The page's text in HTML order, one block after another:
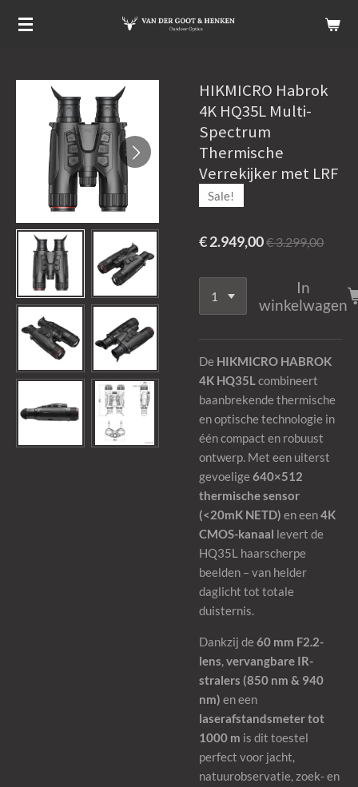
Ga
direct
hoofdinhoud
HIKMICRO Habrok
4K HQ35L Multi-
Spectrum
Thermische
Verrekijker met LRF
Sale!
€ 2.949,00€ 3.299,00
In
winkelwagen
De HIKMICRO HABROK
4K HQ35Lcombineert
baanbrekende thermische
en optische technologie in
één compact en robuust
ontwerp. Met een uiterst
gevoelige 640×512
thermische sensor
(<20mK NETD) en een4K
CMOS-kanaal levert de
HQ35L haarscherpe
beelden – van helder
daglicht tot totale
duisternis.
Dankzij de 60 mm F2.2-
lens,vervangbare IR-
stralers (850 nm & 940
nm) en een
laserafstandsmeter tot
1000 m is dit toestel
perfect voor jacht,
natuurobservatie, zoek- en